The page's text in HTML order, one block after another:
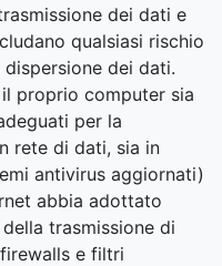
dei dati e
qualsiasi rischio
dei dati.
proprio computer sia
per la
rete di dati, sia in
antivirus aggiornati)
abbia adottato
trasmissione di
e filtri